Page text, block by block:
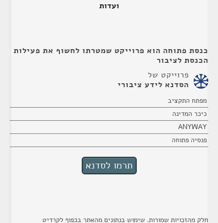
ועדות
כנסת פתוחה הוא פרוייקט שמטרתו לחשוף את פעילות
הכנסת לציבור
פרוייקט של
הסדנא לידע ציבורי
מפתח התקציב
כיכר המדינה
ANYWAY
פנסיה פתוחה
חלק מהזכויות שמורות. שימוש בנתונים מהאתר בכפוף לקרדיט